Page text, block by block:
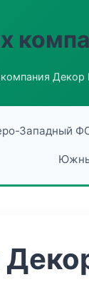
Декор
Западный